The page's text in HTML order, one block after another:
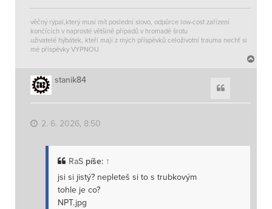
věčný rýpal,který musí mít poslední slovo, odpůrce low-cost zařízení
končících v naprosté většině případů v hromadě šrotu
uživatelé hýbátek, kteří mají z mých příspěvků celoživotní trauma nechť si
mé příspěvky VYPNOU
a
stanik84
2. 6. 2026, 8:50
RaS píše: ↑
jsi si jistý? nepleteš si to s trubkovým
tohle je co?
NPT.jpg